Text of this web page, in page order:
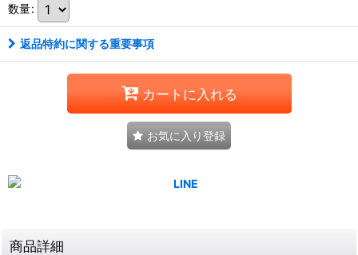
数量:
返品特約に関する重要事項
カートに入れる
お気に入り登録
商品詳細